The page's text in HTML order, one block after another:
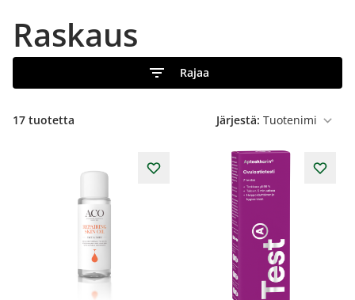
Raskaus
Rajaa
17 tuotetta Järjestä: